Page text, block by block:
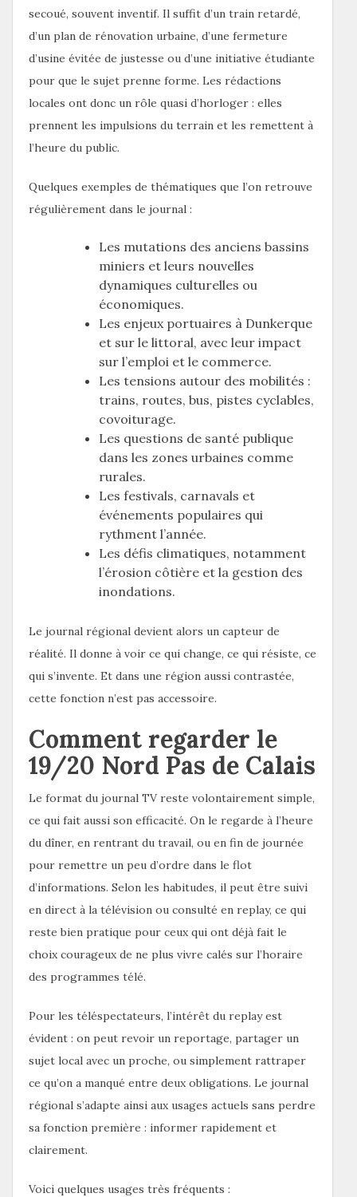
secoué, souvent inventif. Il suffit d’un train retardé,
d’un plan de rénovation urbaine, d’une fermeture
d’usine évitée de justesse ou d’une initiative étudiante
pour que le sujet prenne forme. Les rédactions
locales ont donc un rôle quasi d’horloger : elles
prennent les impulsions du terrain et les remettent à
l’heure du public.
Quelques exemples de thématiques que l’on retrouve
régulièrement dans le journal :
Les mutations des anciens bassins
miniers et leurs nouvelles
dynamiques culturelles ou
économiques.
Les enjeux portuaires à Dunkerque
et sur le littoral, avec leur impact
sur l’emploi et le commerce.
Les tensions autour des mobilités :
trains, routes, bus, pistes cyclables,
covoiturage.
Les questions de santé publique
dans les zones urbaines comme
rurales.
Les festivals, carnavals et
événements populaires qui
rythment l’année.
Les défis climatiques, notamment
l’érosion côtière et la gestion des
inondations.
Le journal régional devient alors un capteur de
réalité. Il donne à voir ce qui change, ce qui résiste, ce
qui s’invente. Et dans une région aussi contrastée,
cette fonction n’est pas accessoire.
Comment regarder le
19/20 Nord Pas de Calais
Le format du journal TV reste volontairement simple,
ce qui fait aussi son efficacité. On le regarde à l’heure
du dîner, en rentrant du travail, ou en fin de journée
pour remettre un peu d’ordre dans le flot
d’informations. Selon les habitudes, il peut être suivi
en direct à la télévision ou consulté en replay, ce qui
reste bien pratique pour ceux qui ont déjà fait le
choix courageux de ne plus vivre calés sur l’horaire
des programmes télé.
Pour les téléspectateurs, l’intérêt du replay est
évident : on peut revoir un reportage, partager un
sujet local avec un proche, ou simplement rattraper
ce qu’on a manqué entre deux obligations. Le journal
régional s’adapte ainsi aux usages actuels sans perdre
sa fonction première : informer rapidement et
clairement.
Voici quelques usages très fréquents :